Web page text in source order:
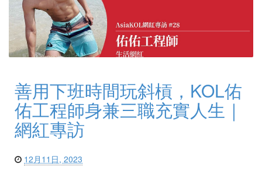
善用下班時間玩斜槓，KOL佑
佑工程師身兼三職充實人生｜
網紅專訪
12月11日, 2023